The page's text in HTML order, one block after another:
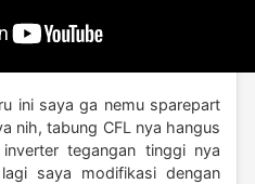
ini saya ga nemu sparepart
nih, tabung CFL nya hangus
tegangan tinggi nya
saya modifikasi dengan